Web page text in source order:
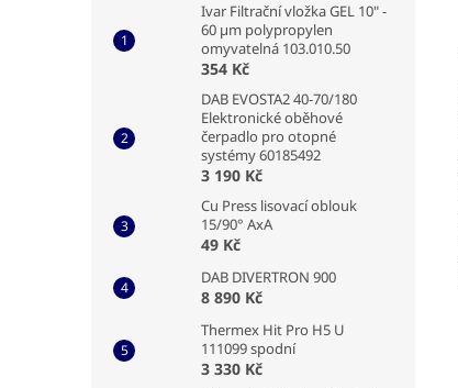
Ivar Filtrační vložka GEL 10" -
60 µm polypropylen
omyvatelná 103.010.50
354 Kč
DAB EVOSTA2 40-70/180
Elektronické oběhové
čerpadlo pro otopné
systémy 60185492
3 190 Kč
Cu Press lisovací oblouk
15/90° AxA
49 Kč
DAB DIVERTRON 900
8 890 Kč
Thermex Hit Pro H5 U
111099 spodní
3 330 Kč